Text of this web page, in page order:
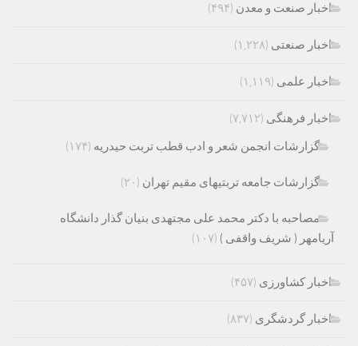
اخبار صنعت و معدن (۴۹۴)
اخبار صنعتی (۱,۲۲۸)
اخبار علمی (۱,۱۱۹)
اخبار فرهنگی (۷,۷۱۲)
گزارشات انجمن شعر و ادب قطب تربت حیدریه (۱۷۴)
گزارشات جامعه تربتیهای مقیم تهران (۲۰)
مصاحبه با دکتر محمد علی مجتهدی بنیان گذار دانشگاه
آریامهر ( شریف واقفی ) (۱۰۷)
اخبار کشاورزی (۴۵۷)
اخبار گردشگری (۸۳۷)